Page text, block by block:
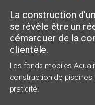
La construction
se révèle être un
démarquer de la
clientèle.
Les fonds mobiles
construction de
praticité.